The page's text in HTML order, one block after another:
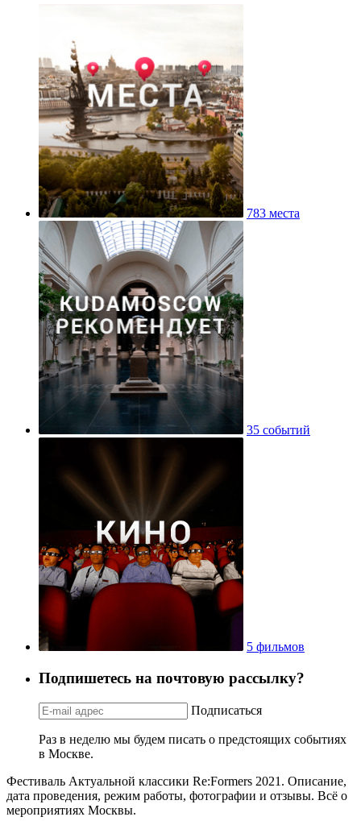
783 места
35 событий
5 фильмов
Подпишетесь на почтовую рассылку?
Подписаться
Раз в неделю мы будем писать о предстоящих событиях
в Москве.
Фестиваль Актуальной классики Re:Formers 2021. Описание,
дата проведения, режим работы, фотографии и отзывы. Всё о
мероприятиях Москвы.